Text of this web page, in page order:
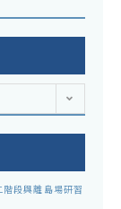
段與離島場研習